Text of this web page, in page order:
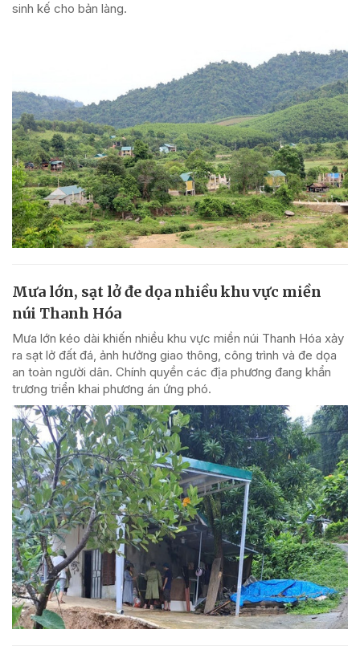
sinh kế cho bản làng.
Mưa lớn, sạt lở đe dọa nhiều khu vực miền
núi Thanh Hóa
Mưa lớn kéo dài khiến nhiều khu vực miền núi Thanh Hóa xảy
ra sạt lở đất đá, ảnh hưởng giao thông, công trình và đe dọa
an toàn người dân. Chính quyền các địa phương đang khẩn
trương triển khai phương án ứng phó.